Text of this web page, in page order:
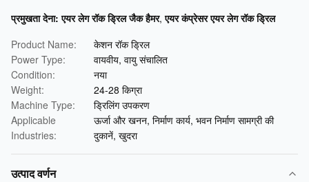
प्रमुखता देना: एयर लेग रॉक ड्रिल जैक हैमर,एयर कंप्रेसर एयर लेग रॉक ड्रिल
Product Name:
केशन रॉक ड्रिल
Power Type:
वायवीय, वायु संचालित
Condition:
नया
Weight:
24-28 किग्रा
Machine Type:
ड्रिलिंग उपकरण
Applicable
Industries:
ऊर्जा और खनन, निर्माण कार्य, भवन निर्माण सामग्री की
दुकानें, खुदरा
उत्पाद वर्णन